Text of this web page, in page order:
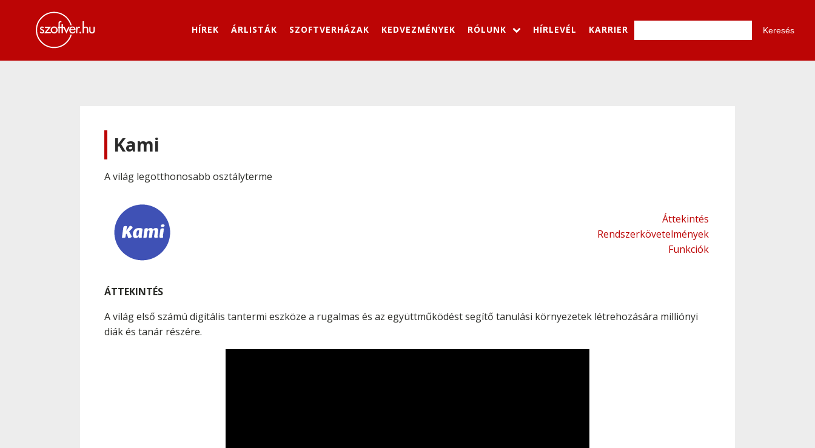
HÍREK ÁRLISTÁK SZOFTVERHÁZAK KEDVEZMÉNYEK RÓLUNK HÍRLEVÉL KARRIER
Kami
A világ legotthonosabb osztályterme
Áttekintés
Rendszerkövetelmények
Funkciók
ÁTTEKINTÉS
A világ első számú digitális tantermi eszköze a rugalmas és az együttműködést segítő tanulási környezetek létrehozására milliónyi
diák és tanár részére.